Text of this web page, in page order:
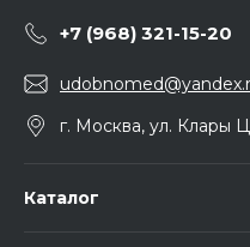
+7 (968) 321-15-20
г. Москва, ул. Клары
Каталог